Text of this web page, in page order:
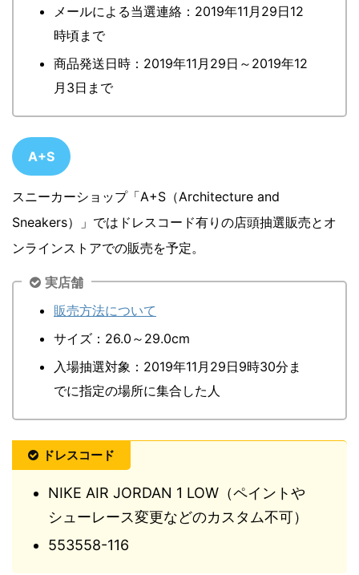
メールによる当選連絡：2019年11月29日12
時頃まで
商品発送日時：2019年11月29日～2019年12
月3日まで
A+S
スニーカーショップ「A+S（Architecture and
Sneakers）」ではドレスコード有りの店頭抽選販売とオ
ンラインストアでの販売を予定。
実店舗
販売方法について
サイズ：26.0～29.0cm
入場抽選対象：2019年11月29日9時30分ま
でに指定の場所に集合した人
ドレスコード
NIKE AIR JORDAN 1 LOW（ペイントや
シューレース変更などのカスタム不可）
553558-116